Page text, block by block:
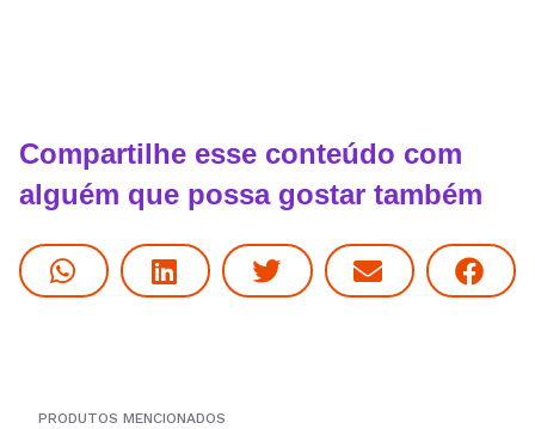
Compartilhe esse conteúdo com
alguém que possa gostar também
PRODUTOS MENCIONADOS